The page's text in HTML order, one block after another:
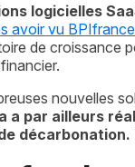
logicielles
avoir vu
de croissance
nouvelles
a par ailleurs
décarbonation.